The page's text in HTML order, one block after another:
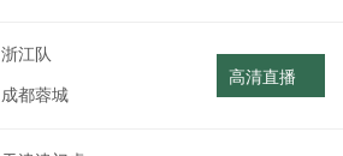
浙江队
成都蓉城
高清直播